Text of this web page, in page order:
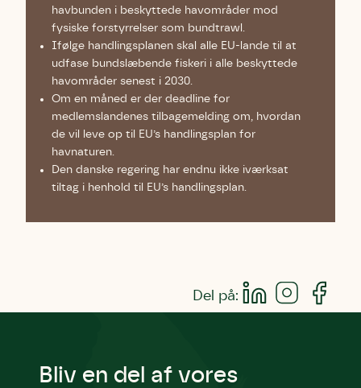
havbunden i beskyttede havområder mod
fysiske forstyrrelser som bundtrawl.
Ifølge handlingsplanen skal alle EU-lande til at
udfase bundslæbende fiskeri i alle beskyttede
havområder senest i 2030.
Om en måned er der deadline for
medlemslandenes tilbagemelding om, hvordan
de vil leve op til EU’s handlingsplan for
havnaturen.
Den danske regering har endnu ikke iværksat
tiltag i henhold til EU’s handlingsplan.
Del på:
Bliv en del af vores